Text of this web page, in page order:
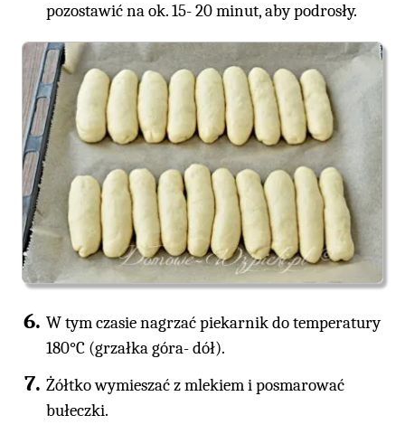
pozostawić na ok. 15- 20 minut, aby podrosły.
W tym czasie nagrzać piekarnik do temperatury
180°C (grzałka góra- dół).
Żółtko wymieszać z mlekiem i posmarować
bułeczki.